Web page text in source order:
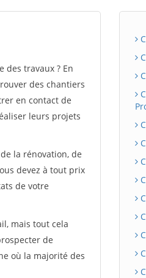
des travaux ? En
des chantiers
en contact de
leurs projets
la rénovation, de
devez à tout prix
de votre
mais tout cela
de
où la majorité des